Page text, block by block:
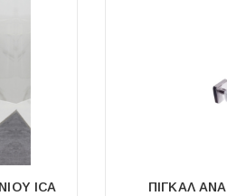
ICA
ΠΙΓΚΆΛ